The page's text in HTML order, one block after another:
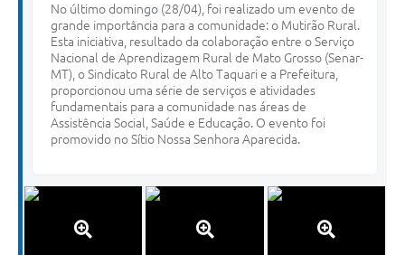
No último domingo (28/04), foi realizado um evento de
grande importância para a comunidade: o Mutirão Rural.
Esta iniciativa, resultado da colaboração entre o Serviço
Nacional de Aprendizagem Rural de Mato Grosso (Senar-
MT), o Sindicato Rural de Alto Taquari e a Prefeitura,
proporcionou uma série de serviços e atividades
fundamentais para a comunidade nas áreas de
Assistência Social, Saúde e Educação. O evento foi
promovido no Sítio Nossa Senhora Aparecida.